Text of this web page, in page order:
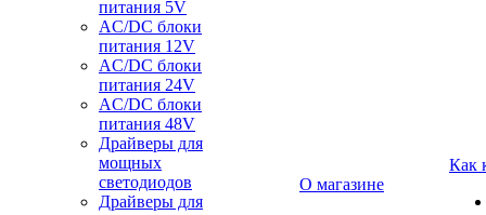
питания 5V
AC/DC блоки
питания 12V
AC/DC блоки
питания 24V
AC/DC блоки
питания 48V
Драйверы для
мощных
светодиодов
Драйверы для
О магазине
Как